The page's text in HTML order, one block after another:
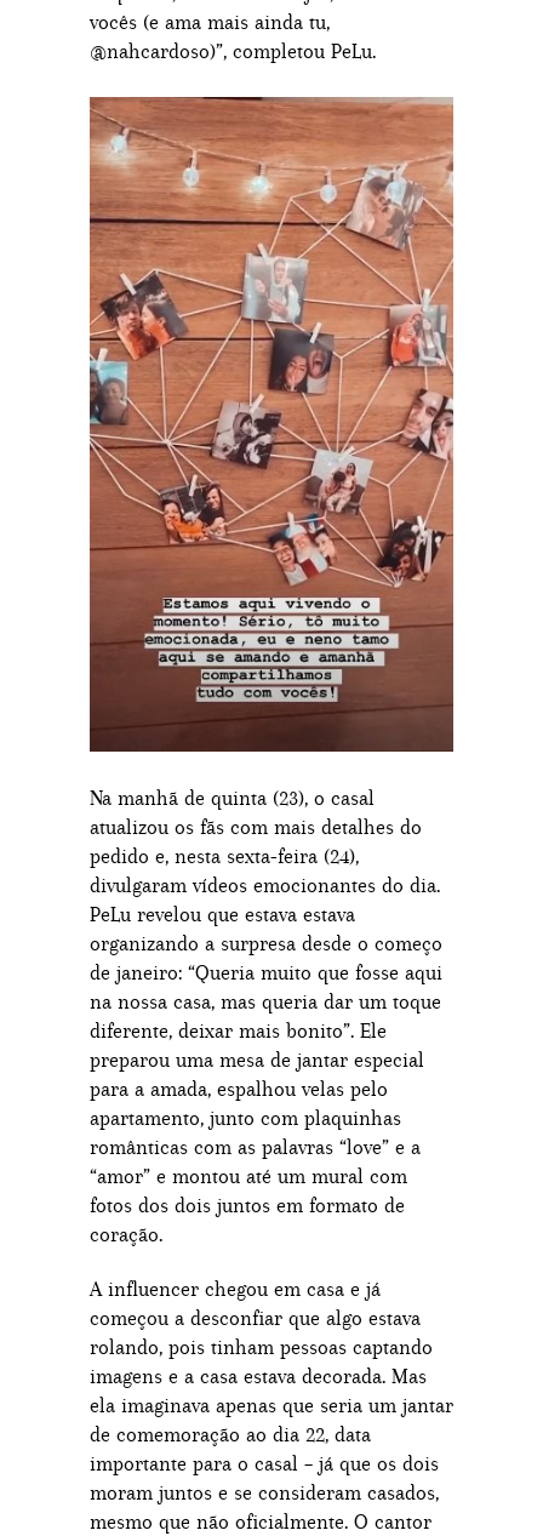
vocês (e ama mais ainda tu,
@nahcardoso)”, completou PeLu.
Na manhã de quinta (23), o casal
atualizou os fãs com mais detalhes do
pedido e, nesta sexta-feira (24),
divulgaram vídeos emocionantes do dia.
PeLu revelou que estava estava
organizando a surpresa desde o começo
de janeiro: “Queria muito que fosse aqui
na nossa casa, mas queria dar um toque
diferente, deixar mais bonito”. Ele
preparou uma mesa de jantar especial
para a amada, espalhou velas pelo
apartamento, junto com plaquinhas
românticas com as palavras “love” e a
“amor” e montou até um mural com
fotos dos dois juntos em formato de
coração.
A influencer chegou em casa e já
começou a desconfiar que algo estava
rolando, pois tinham pessoas captando
imagens e a casa estava decorada. Mas
ela imaginava apenas que seria um jantar
de comemoração ao dia 22, data
importante para o casal – já que os dois
moram juntos e se consideram casados,
mesmo que não oficialmente. O cantor